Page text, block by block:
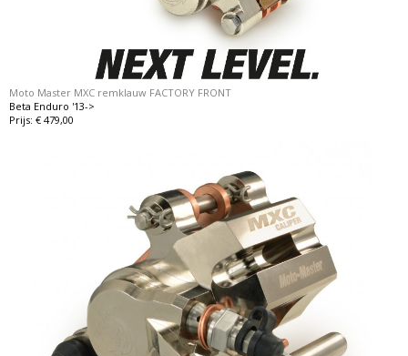
Moto Master MXC remklauw FACTORY FRONT
Beta Enduro '13->
Prijs: € 479,00